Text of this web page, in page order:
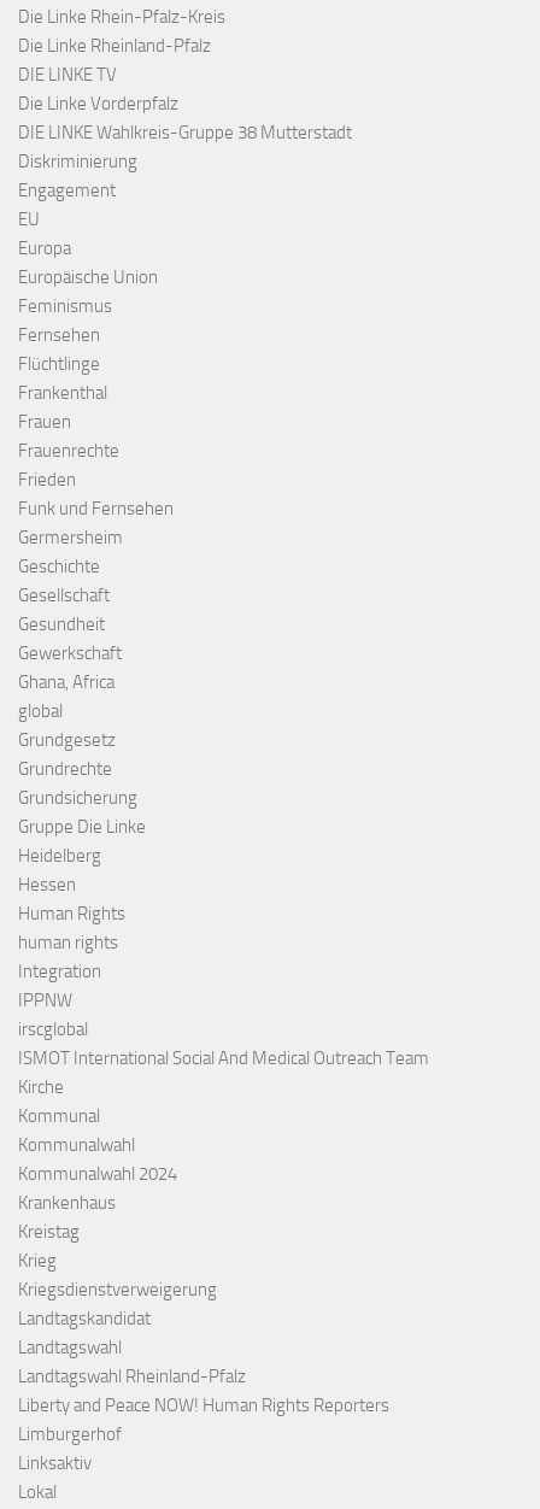
Die Linke Rhein-Pfalz-Kreis
Die Linke Rheinland-Pfalz
DIE LINKE TV
Die Linke Vorderpfalz
DIE LINKE Wahlkreis-Gruppe 38 Mutterstadt
Diskriminierung
Engagement
EU
Europa
Europäische Union
Feminismus
Fernsehen
Flüchtlinge
Frankenthal
Frauen
Frauenrechte
Frieden
Funk und Fernsehen
Germersheim
Geschichte
Gesellschaft
Gesundheit
Gewerkschaft
Ghana, Africa
global
Grundgesetz
Grundrechte
Grundsicherung
Gruppe Die Linke
Heidelberg
Hessen
Human Rights
human rights
Integration
IPPNW
irscglobal
ISMOT International Social And Medical Outreach Team
Kirche
Kommunal
Kommunalwahl
Kommunalwahl 2024
Krankenhaus
Kreistag
Krieg
Kriegsdienstverweigerung
Landtagskandidat
Landtagswahl
Landtagswahl Rheinland-Pfalz
Liberty and Peace NOW! Human Rights Reporters
Limburgerhof
Linksaktiv
Lokal